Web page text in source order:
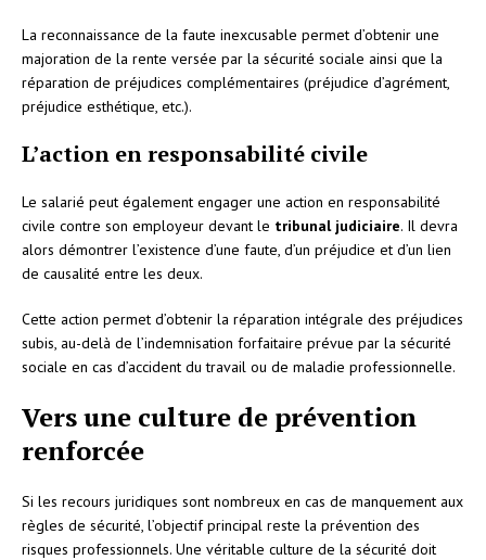
La reconnaissance de la faute inexcusable permet d’obtenir une
majoration de la rente versée par la sécurité sociale ainsi que la
réparation de préjudices complémentaires (préjudice d’agrément,
préjudice esthétique, etc.).
L’action en responsabilité civile
Le salarié peut également engager une action en responsabilité
civile contre son employeur devant le tribunal judiciaire. Il devra
alors démontrer l’existence d’une faute, d’un préjudice et d’un lien
de causalité entre les deux.
Cette action permet d’obtenir la réparation intégrale des préjudices
subis, au-delà de l’indemnisation forfaitaire prévue par la sécurité
sociale en cas d’accident du travail ou de maladie professionnelle.
Vers une culture de prévention
renforcée
Si les recours juridiques sont nombreux en cas de manquement aux
règles de sécurité, l’objectif principal reste la prévention des
risques professionnels. Une véritable culture de la sécurité doit